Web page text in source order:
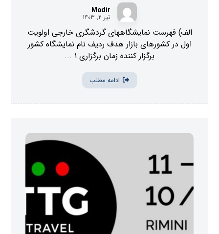
Modir
تیر ۲, ۱۴۰۳
الف) فهرست نمایشگاههای گردشگری خارجی اولویت
اول در کشورهای بازار هدف ردیف نام نمایشگاه کشور
برگزار کننده زمان برگزاری ۱ ...
ادامه مطلب